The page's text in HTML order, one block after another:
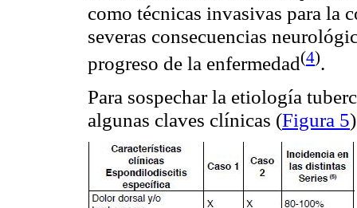
como técnicas invasivas para la
severas consecuencias
progreso de la enfermedad(4).
Para sospechar la etiología
algunas claves clínicas (Figura 5